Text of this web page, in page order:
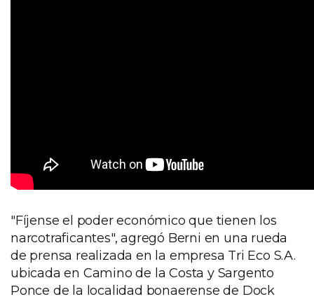
"Fíjense el poder económico que tienen los
narcotraficantes", agregó Berni en una rueda
de prensa realizada en la empresa Tri Eco S.A.
ubicada en Camino de la Costa y Sargento
Ponce de la localidad bonaerense de Dock